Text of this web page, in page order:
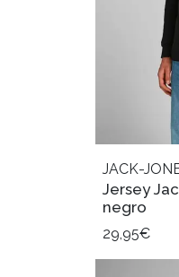
JACK-
Jersey
negro
29,95€